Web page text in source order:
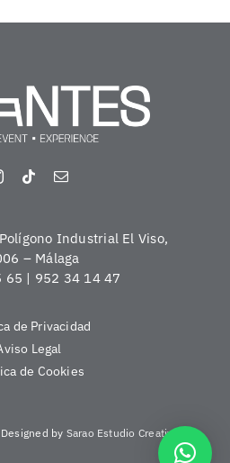
Industrial El Viso,
– Málaga
65 | 952 34 14 47
de Privacidad
Legal
de Cookies
by Sarao Estudio Creativo